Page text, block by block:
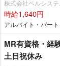
株式会社ベルシス
時給1,640円
アルバイト・パー
MR有資格・経
土日祝休み